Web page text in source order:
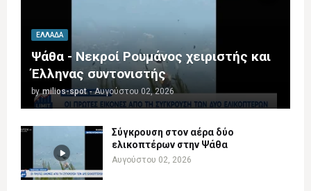
ΕΛΛΆΔΑ
Ψάθα - Νεκροί Ρουμάνος χειριστής και
Έλληνας συντονιστής
by milios-spot - Αυγούστου 02, 2026
Σύγκρουση στον αέρα δύο
ελικοπτέρων στην Ψάθα
Αυγούστου 02, 2026